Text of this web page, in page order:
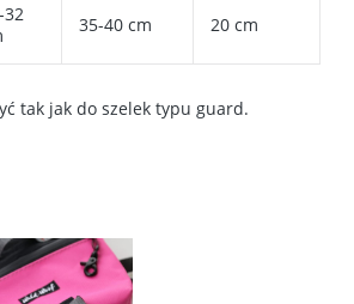
32
35-40 cm 20 cm
tak jak do szelek typu guard.